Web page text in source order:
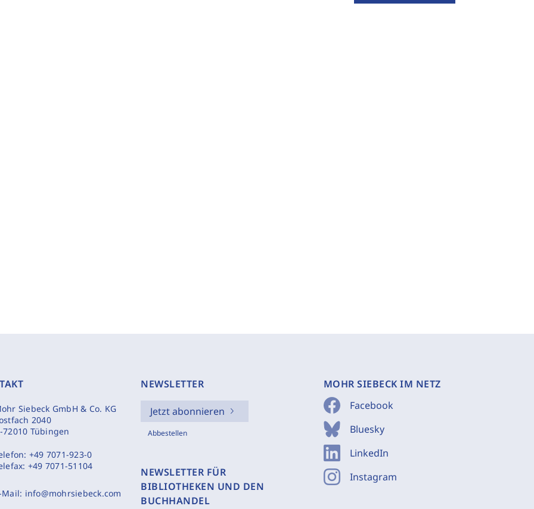
Siebeck GmbH & Co. KG
2040
72010 Tübingen
+49 7071-923-0
+49 7071-51104
Mail: info@mohrsiebeck.com
NEWSLETTER
Jetzt abonnieren
Abbestellen
NEWSLETTER FÜR
BIBLIOTHEKEN UND DEN
BUCHHANDEL
MOHR SIEBECK IM NETZ
Facebook
Bluesky
LinkedIn
Instagram